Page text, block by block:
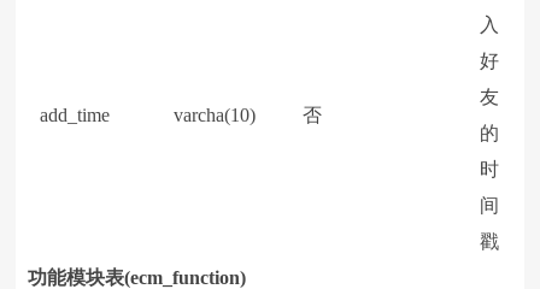
add_time varcha(10) 否
入
好
友
的
时
间
戳
功能模块表(ecm_function)